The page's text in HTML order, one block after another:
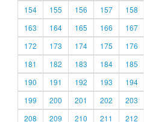
154
155 156 157 158
163
164 165 166 167
172
173 174 175 176
181
182 183 184 185
190
191 192 193 194
199
200 201 202 203
208
209 210 211 212